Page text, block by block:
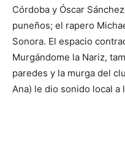
Córdoba y Óscar
puneños; el rapero
Sonora. El espacio
Murgándome la Nariz,
paredes y la murga del
Ana) le dio sonido local a